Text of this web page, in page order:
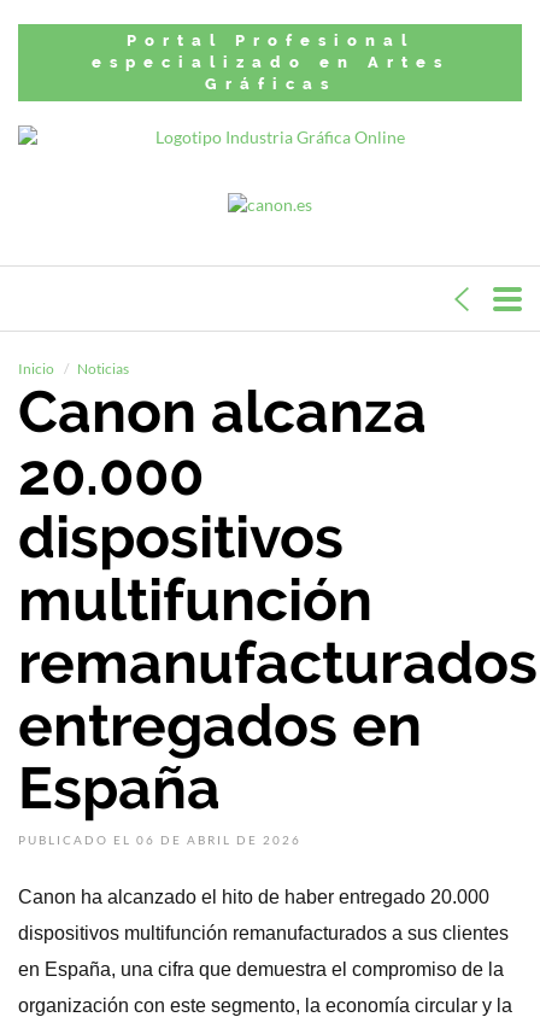
Portal Profesional
especializado en Artes
Gráficas
Inicio Noticias
Canon alcanza
20.000
dispositivos
multifunción
remanufacturados
entregados en
España
PUBLICADO EL 06 DE ABRIL DE 2026
Canon ha alcanzado el hito de haber entregado 20.000
dispositivos multifunción remanufacturados a sus clientes
en España, una cifra que demuestra el compromiso de la
organización con este segmento, la economía circular y la